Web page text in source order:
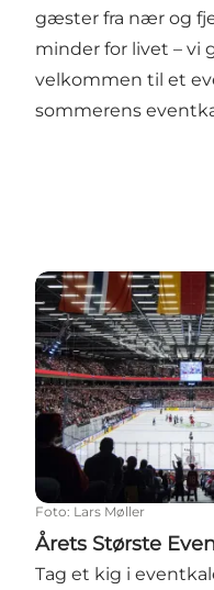
gæster fra nær og
minder for livet – vi
velkommen til et
sommerens
Årets Største Events
Foto: Lars Møller
Årets Største
Tag et kig i